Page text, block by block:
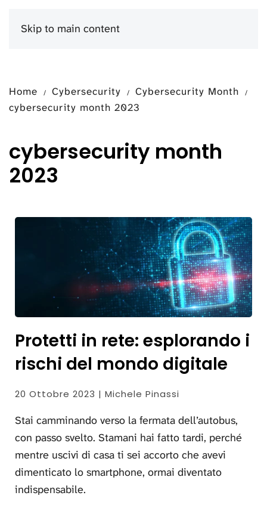
Skip to main content
Home Cybersecurity
Cybersecurity Month
cybersecurity month 2023
cybersecurity month
2023
Protetti in rete: esplorando i
rischi del mondo digitale
20 Ottobre 2023 | Michele Pinassi
Stai camminando verso la fermata dell’autobus,
con passo svelto. Stamani hai fatto tardi, perché
mentre uscivi di casa ti sei accorto che avevi
dimenticato lo smartphone, ormai diventato
indispensabile.